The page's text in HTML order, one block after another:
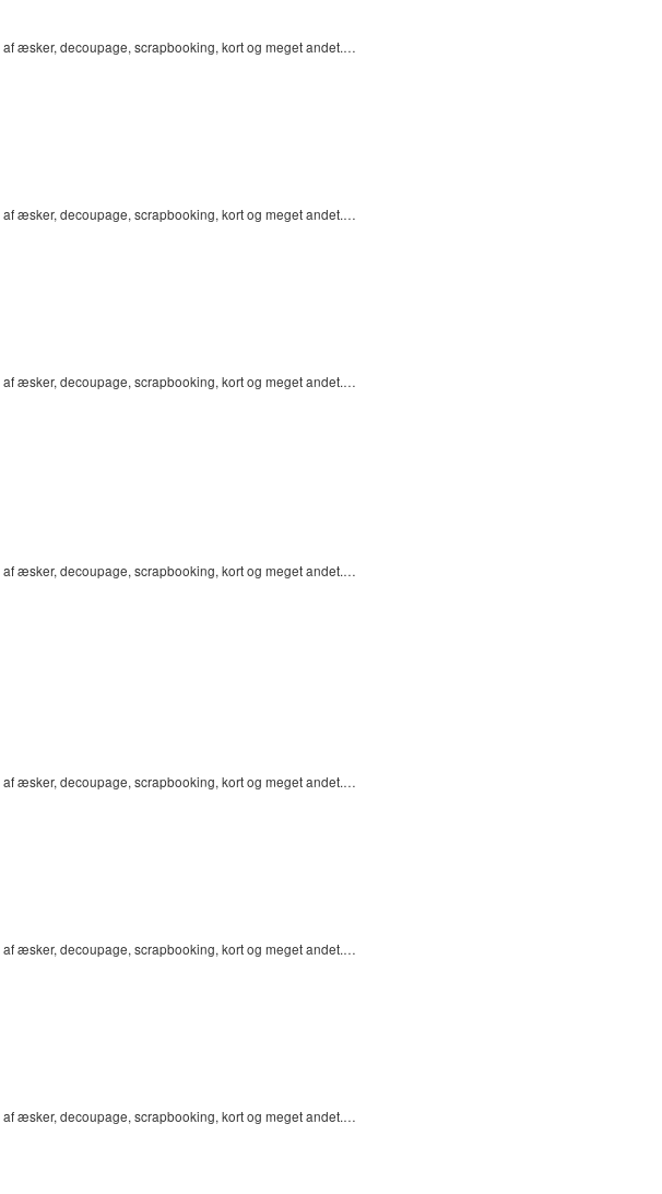
æsker, decoupage, scrapbooking, kort og meget andet.…
æsker, decoupage, scrapbooking, kort og meget andet.…
æsker, decoupage, scrapbooking, kort og meget andet.…
æsker, decoupage, scrapbooking, kort og meget andet.…
æsker, decoupage, scrapbooking, kort og meget andet.…
æsker, decoupage, scrapbooking, kort og meget andet.…
æsker, decoupage, scrapbooking, kort og meget andet.…